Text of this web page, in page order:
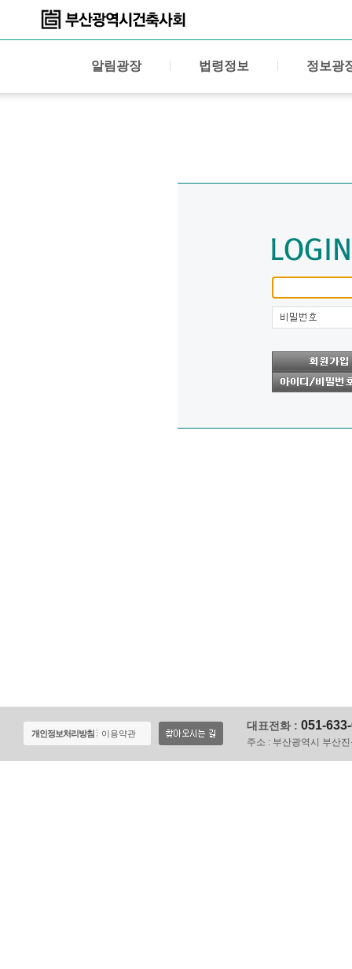
알림광장 법령정보 정보광
개인정보처리방침 이용약관
대표전화 : 051-
주소 : 부산광역시 부산